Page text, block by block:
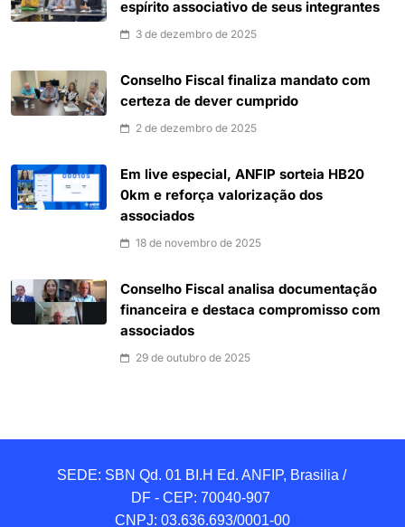
espírito associativo de seus integrantes
3 de dezembro de 2025
Conselho Fiscal finaliza mandato com
certeza de dever cumprido
2 de dezembro de 2025
Em live especial, ANFIP sorteia HB20
0km e reforça valorização dos
associados
18 de novembro de 2025
Conselho Fiscal analisa documentação
financeira e destaca compromisso com
associados
29 de outubro de 2025
SEDE: SBN Qd. 01 BI.H Ed. ANFIP, Brasilia /
DF - CEP: 70040-907
CNPJ: 03.636.693/0001-00